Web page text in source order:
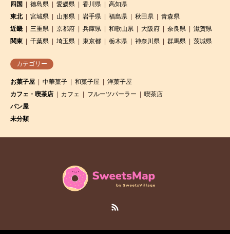
四国
徳島県 愛媛県 香川県
高知県
東北
宮城県 山形県 岩手県 福島県 秋田県
青森県
近畿
三重県 京都府 兵庫県 和歌山県 大阪府 奈良県
滋賀県
関東
千葉県 埼玉県 東京都 栃木県 神奈川県 群馬県 茨城県
カテゴリー
お菓子屋 中華菓子 和菓子屋
洋菓子屋
カフェ・喫茶店
カフェ フルーツパーラー
喫茶店
パン屋
未分類